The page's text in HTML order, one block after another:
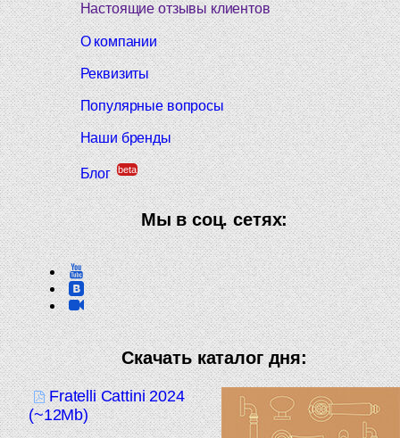
Настоящие отзывы клиентов
О компании
Реквизиты
Популярные вопросы
Наши бренды
Блог beta
Мы в соц. сетях:
Скачать каталог дня:
Fratelli Cattini 2024
(~12Mb)